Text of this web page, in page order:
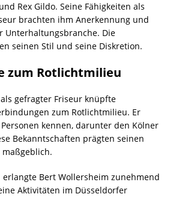
Rex Gildo. Seine Fähigkeiten als
brachten ihm Anerkennung und
Unterhaltungsbranche. Die
seinen Stil und seine Diskretion.
zum Rotlichtmilieu
gefragter Friseur knüpfte
zum Rotlichtmilieu. Er
kennen, darunter den Kölner
Bekanntschaften prägten seinen
erlangte Bert Wollersheim zunehmend
Aktivitäten im Düsseldorfer